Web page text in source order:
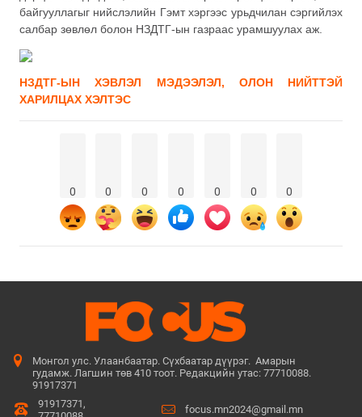
байгууллагыг нийслэлийн Гэмт хэргээс урьдчилан сэргийлэх
салбар зөвлөл болон НЗДТГ-ын газраас урамшуулах аж.
НЗДТГ-ЫН ХЭВЛЭЛ МЭДЭЭЛЭЛ, ОЛОН НИЙТТЭЙ
ХАРИЛЦАХ ХЭЛТЭС
0 0 0 0 0 0 0
Монгол улс. Улаанбаатар. Сүхбаатар дүүрэг. Амарын
гудамж. Лагшин төв 410 тоот. Редакцийн утас: 77710088.
91917371
91917371,
focus.mn2024@gmail.mn